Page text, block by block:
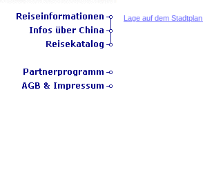
Lage auf dem Stadtplan